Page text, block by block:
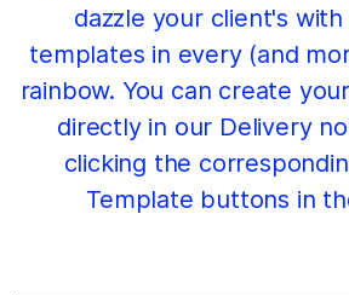
dazzle your client's
templates in every (and
rainbow. You can create
directly in our Delivery
clicking the
Template buttons in